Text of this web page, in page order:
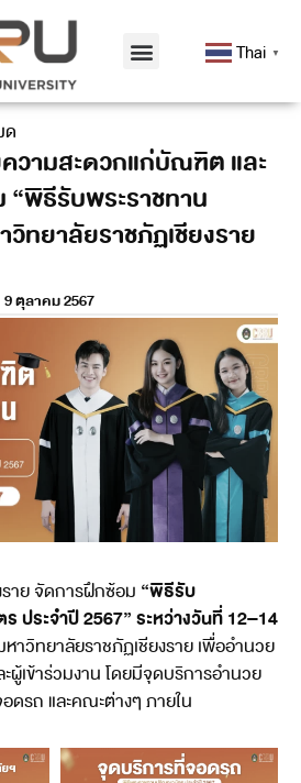
Thai ▼
ด
วามสะดวกแก่บัณฑิต และ
พิธีรับพระราชทาน
ทยาลัยราชภัฏเชียงราย
9 ตุลาคม 2567
าย จัดการฝึกซ้อม “พิธีรับ
ประจำปี 2567”ระหว่างวันที่ 12–14
วิทยาลัยราชภัฏเชียงราย เพื่ออำนวย
เข้าร่วมงาน โดยมีจุดบริการอำนวย
ดรถ และคณะต่างๆ ภายใน